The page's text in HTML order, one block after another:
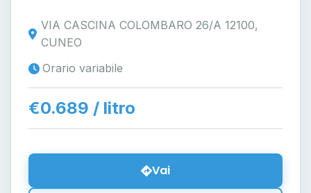
VIA CASCINA COLOMBARO 26/A 12100,
CUNEO
Orario variabile
€0.689 / litro
Vai